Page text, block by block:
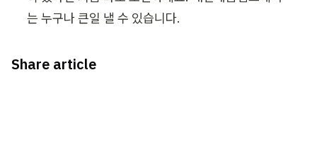
는 누구나 큰일 낼 수 있습니다.
Share article